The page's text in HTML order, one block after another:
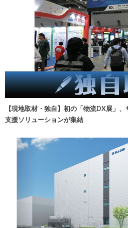
【現地取材・独自】初の「物流DX展」
支援ソリューションが集結